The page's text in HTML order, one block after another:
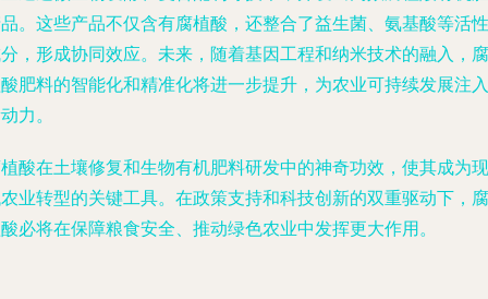
。这些产品不仅含有腐植酸，还整合了益生菌、氨基酸等活性
，形成协同效应。未来，随着基因工程和纳米技术的融入，腐
肥料的智能化和精准化将进一步提升，为农业可持续发展注入
力。
酸在土壤修复和生物有机肥料研发中的神奇功效，使其成为现
业转型的关键工具。在政策支持和科技创新的双重驱动下，腐
必将在保障粮食安全、推动绿色农业中发挥更大作用。